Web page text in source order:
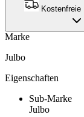
Kostenfreie
Marke
Julbo
Eigenschaften
Sub-Marke
Julbo